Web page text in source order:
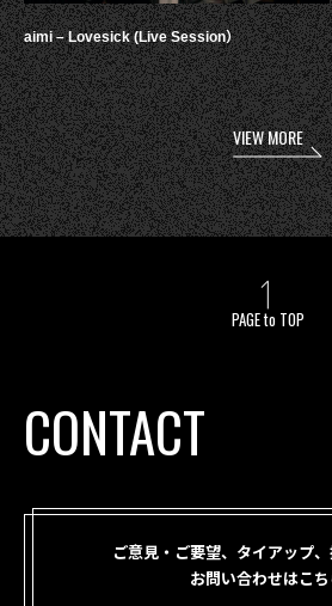
aimi – Lovesick (Live Session）
VIEW MORE
PAGE to TOP
CONTACT
ご意見・ご要望、タイアップ
お問い合わせはこち